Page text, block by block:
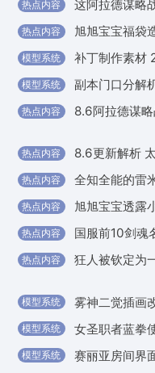
热点内容 这阿拉德谋略
热点内容 旭旭宝宝福袋
模型系统 补丁制作素材
模型系统 副本门口分解
热点内容
热点内容
热点内容
热点内容 旭旭宝宝透露
热点内容
热点内容
模型系统 雾神二觉插画
模型系统 女圣职者蓝拳
模型系统